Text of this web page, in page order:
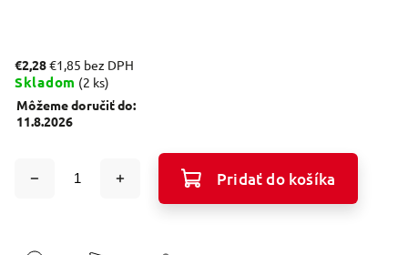
€2,28€1,85 bez DPH
Skladom (2 ks)
Môžeme doručiť do:
11.8.2026
Pridať do košíka